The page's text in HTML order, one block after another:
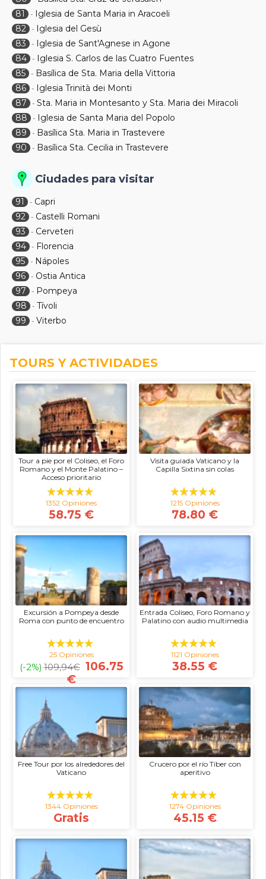
81
- Iglesia de Santa Maria in Aracoeli
82 - Iglesia del Gesù
83
- Iglesia de Sant'Agnese in Agone
84 - Iglesia S. Carlos de las Cuatro Fuentes
85 - Basílica de Sta. Maria della Vittoria
86 - Iglesia Trinità dei Monti
87
- Sta. Maria in Montesanto y Sta. Maria dei Miracoli
88
- Iglesia de Santa Maria del Popolo
89
- Basílica Sta. Maria in Trastevere
90
- Basílica Sta. Cecilia in Trastevere
Ciudades para visitar
91 - Capri
92 - Castelli Romani
93
- Cerveteri
94 - Florencia
95 - Nápoles
96 - Ostia Antica
97
- Pompeya
98
- Tívoli
99
- Viterbo
TOURS Y ACTIVIDADES
Tour a pie por el Coliseo, el Foro
Romano y el Monte Palatino –
Acceso prioritario
1352 Opiniones
58.75 €
Visita guiada Vaticano y la
Capilla Sixtina sin colas
1215 Opiniones
78.80 €
Excursión a Pompeya desde
Roma con punto de encuentro
25 Opiniones
(-2%) 109,94€ 106.75
€
Entrada Coliseo, Foro Romano y
Palatino con audio multimedia
1121 Opiniones
38.55 €
Free Tour por los alrededores del
Vaticano
1344 Opiniones
Gratis
Crucero por el río Tíber con
aperitivo
1274 Opiniones
45.15 €